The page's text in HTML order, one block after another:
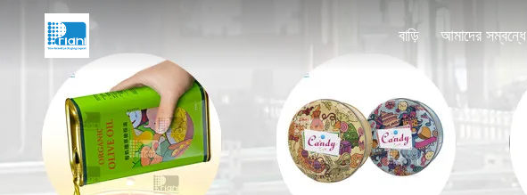
বাড়ি আমাদের সম্বন্ধে